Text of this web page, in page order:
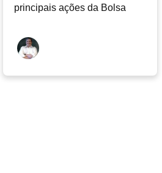
principais ações da Bolsa